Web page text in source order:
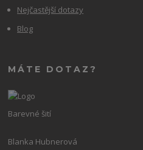
Nejčastější dotazy
Blog
MÁTE DOTAZ?
Barevné šití
Blanka Hubnerová